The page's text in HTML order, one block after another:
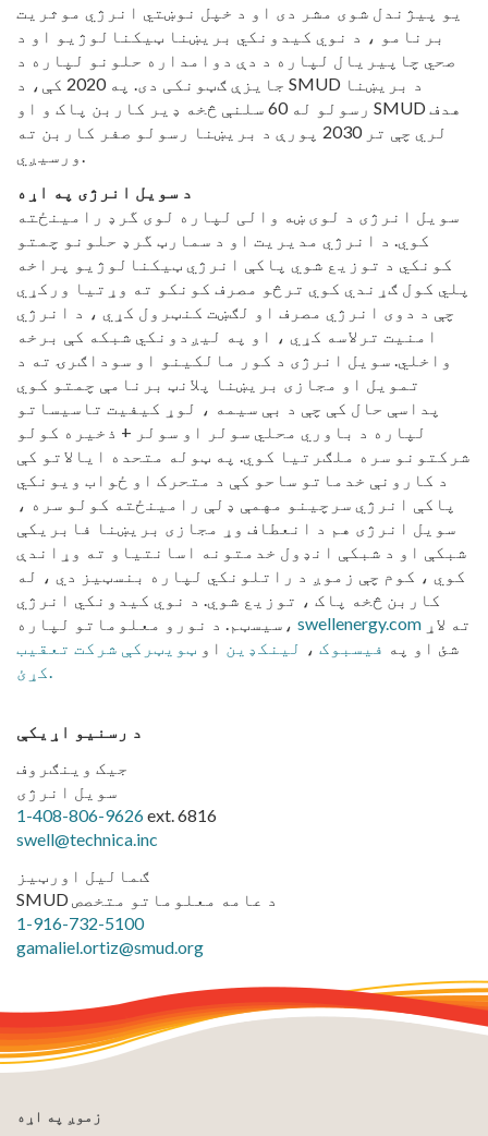
یو پیژندل شوی مشر دی او د خپل نوښتي انرژي موثریت
برنامو ، د نوي کیدونکي بریښنا ټیکنالوژیو او د
صحي چاپیریال لپاره د دې دوامداره حلونو لپاره د
جایزې ګټونکی دی. په 2020 کې، د SMUD د بریښنا
رسولو له 60 سلنې څخه ډیر کاربن پاک و او SMUD هدف
لري چې تر 2030 پورې د بریښنا رسولو صفر کاربن ته
ورسیږي.
د سویل انرژی په اړه
سویل انرژی د لوی ښه والی لپاره لوی گرډ رامینځته
کوي. د انرژي مدیریت او د سمارټ گرډ حلونو چمتو
کونکي د توزیع شوي پاکې انرژي ټیکنالوژیو پراخه
پلي کول ګړندي کوي ترڅو مصرف کونکو ته وړتیا ورکړي
چې د دوی انرژي مصرف او لګښت کنټرول کړي ، د انرژي
امنیت ترلاسه کړي ، او په لیږدونکي شبکه کې برخه
واخلي. سویل انرژی د کور مالکینو او سوداګرۍ ته د
تمویل او مجازی بریښنا پلانټ برنامې چمتو کوي
پداسې حال کې چې د بې سیمه ، لوړ کیفیت تاسیساتو
لپاره د باوري محلي سولر او سولر + ذخیره کولو
شرکتونو سره ملګرتیا کوي. په ټوله متحده ایالاتو کې
د کارونې خدماتو ساحو کې د متحرک او ځواب ویونکي
پاکې انرژي سرچینو مهمې ډلې رامینځته کولو سره ،
سویل انرژی هم د انعطاف وړ مجازی بریښنا فابریکې
شبکې او د شبکې انډول خدمتونه اسانتیاو ته وړاندې
کوي ، کوم چې زموږ د راتلونکي لپاره بنسټیز دي ، له
کاربن څخه پاک ، توزیع شوي. د نوي کیدونکي انرژي
سیسټم. د نورو معلوماتو لپاره، swellenergy.com
شئ او په فیسبوک ، لینکډین او ټویټر کې شرکت تعقیب
کړئ.
د رسنیو اړیکې
جیک وینګروف
سویل انرژی
1-408-806-9626ext. 6816
swell@technica.inc
ګمالیل اورټیز
SMUD د عامه معلوماتو متخصص
1-916-732-5100
gamaliel.ortiz@smud.org
زموږ په اړه